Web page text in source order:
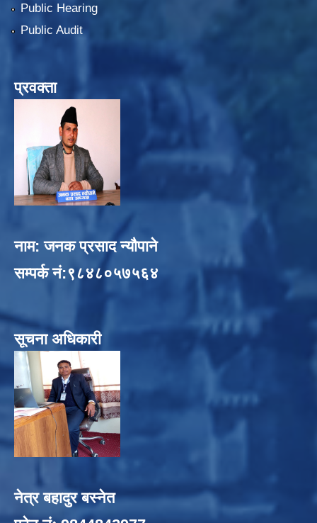
Public Hearing
Public Audit
प्रवक्ता
नाम: जनक प्रसाद न्यौपाने
सम्पर्क नं:९८४८०५७५६४
सूचना अधिकारी
नेत्र बहादुर बस्नेत